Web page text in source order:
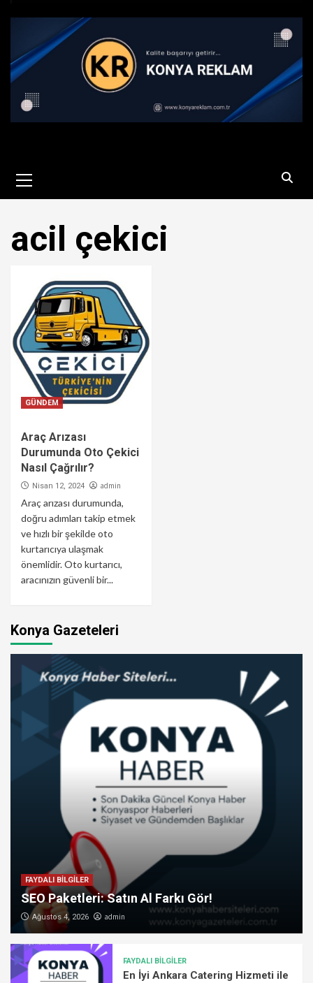
Menu
acil çekici
GÜNDEM
Araç Arızası
Durumunda Oto Çekici
Nasıl Çağrılır?
Nisan 12, 2024 admin
Araç arızası durumunda,
doğru adımları takip etmek
ve hızlı bir şekilde oto
kurtarıcıya ulaşmak
önemlidir. Oto kurtarıcı,
aracınızın güvenli bir...
Konya Gazeteleri
FAYDALI BİLGİLER
SEO Paketleri: Satın Al Farkı Gör!
Ağustos 4, 2026 admin
FAYDALI BİLGİLER
En İyi Ankara Catering Hizmeti ile